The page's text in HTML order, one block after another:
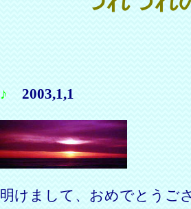
♪ 2003,1,1
明けまして、おめでとうご